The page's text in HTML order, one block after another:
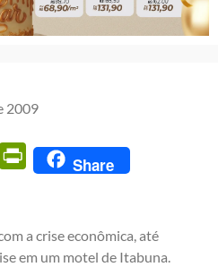
2009
Email PrintFriendly
Share
a crise econômica, até
em um motel de Itabuna.